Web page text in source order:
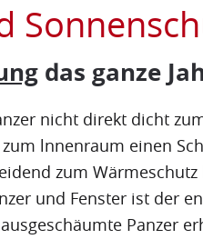
das ganze
nicht direkt dicht
lnnenraum einen
zum Wärmeschutz
und Fenster ist der
Panzer